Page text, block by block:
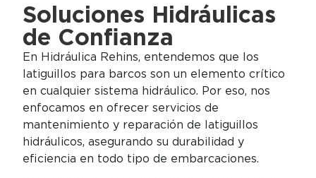
Soluciones Hidráulicas
de Confianza
En Hidráulica Rehins, entendemos que los
latiguillos para barcos son un elemento crítico
en cualquier sistema hidráulico. Por eso, nos
enfocamos en ofrecer servicios de
mantenimiento y reparación de latiguillos
hidráulicos, asegurando su durabilidad y
eficiencia en todo tipo de embarcaciones.